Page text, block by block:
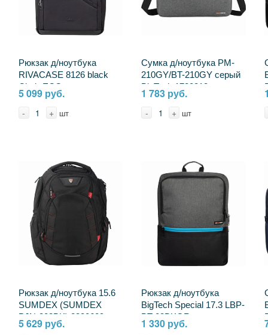
Рюкзак д/ноутбука
RIVACASE 8126 black
Clark-ECO
MacBookAir15,ноут.14
17л 2391416
5 099 руб.
- + шт
Сумка д/ноутбука PM-
210GY/BT-210GY серый
BigTech 1780813
1 783 руб.
- + шт
Рюкзак д/ноутбука 15.6
SUMDEX (SUMDEX
PJN-303BK) 2330609
5 629 руб.
Рюкзак д/ноутбука
BigTech Special 17.3 LBP-
BT-03BKGR, черно-
серый 2094237
1 330 руб.